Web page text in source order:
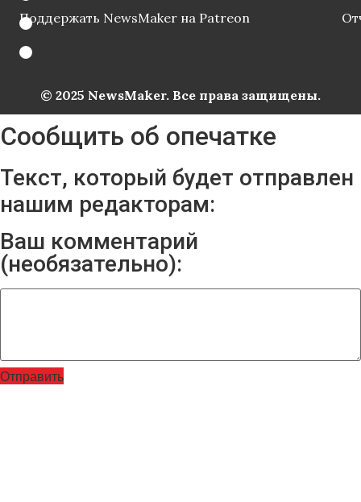
Поддержать NewsMaker на Patreon
© 2025 NewsMaker. Все права защищены.
Сообщить об опечатке
Текст, который будет отправлен
нашим редакторам:
Ваш комментарий
(необязательно):
Отправить